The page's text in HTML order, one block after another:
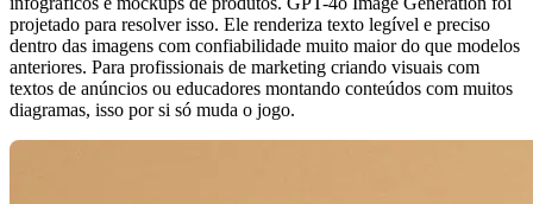
projetado para resolver isso. Ele renderiza texto legível e preciso
dentro das imagens com confiabilidade muito maior do que modelos
anteriores. Para profissionais de marketing criando visuais com
textos de anúncios ou educadores montando conteúdos com muitos
diagramas, isso por si só muda o jogo.